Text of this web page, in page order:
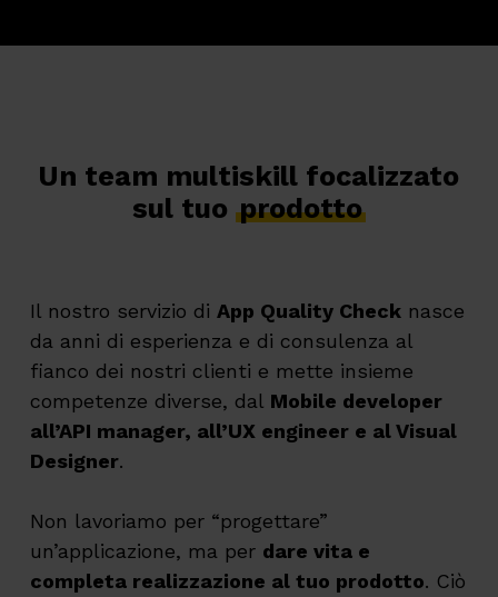
Un team multiskill focalizzato
sul tuo prodotto
Il nostro servizio di App Quality Checknasce
da anni di esperienza e di consulenza al
fianco dei nostri clienti e mette insieme
competenze diverse, dal Mobile developer
all’API manager, all’UX engineer e al Visual
Designer.
Non lavoriamo per “progettare”
un’applicazione, ma per dare vita e
completa realizzazione al tuo prodotto. Ciò